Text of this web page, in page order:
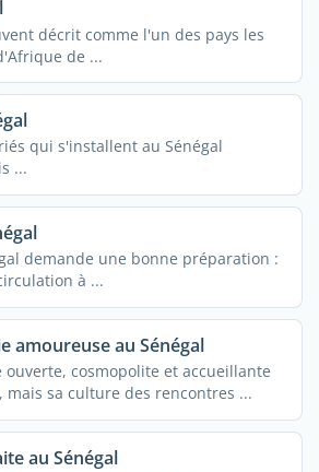
décrit comme l'un des pays les
de ...
qui s'installent au Sénégal
...
demande une bonne préparation :
à ...
amoureuse au Sénégal
ouverte, cosmopolite et accueillante
mais sa culture des rencontres ...
au Sénégal